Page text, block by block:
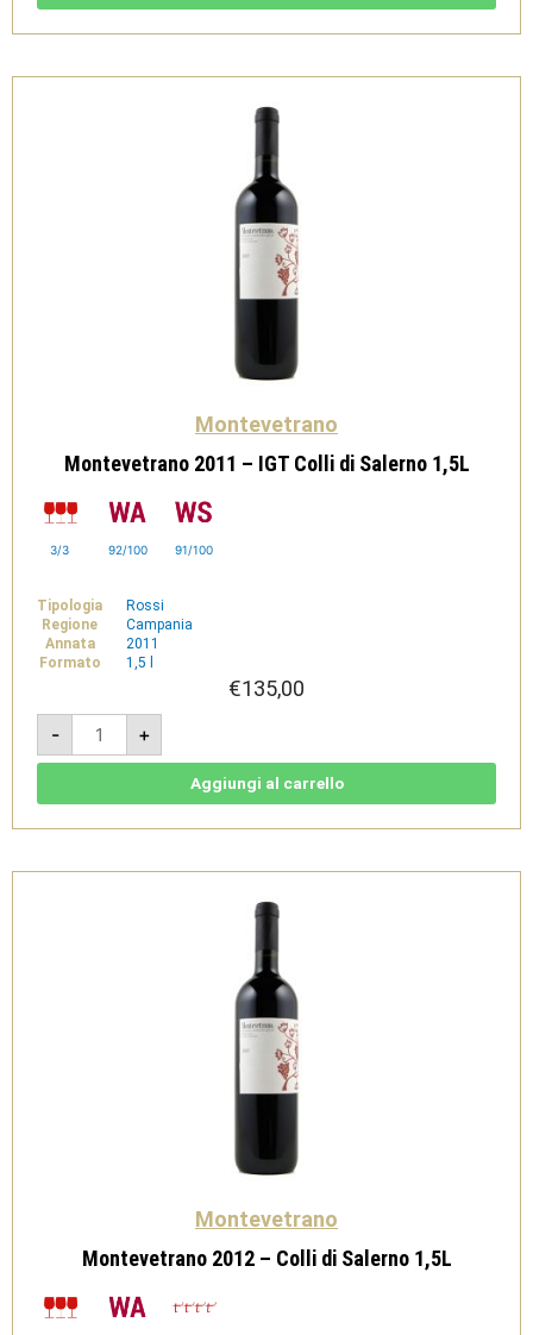
1,5L
Montevetrano
Montevetrano 2011 – IGT Colli di Salerno 1,5L
3/3 92/100 91/100
Tipologia
Rossi
Regione
Campania
Annata
2011
Formato
1,5 l
€135,00
-
Montevetrano
2011
-
IGT
1,5L
+
Aggiungi al carrello
Montevetrano
Montevetrano 2012 – Colli di Salerno 1,5L